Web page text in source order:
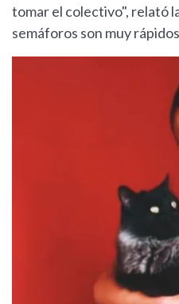
tomar el colectivo", relató
semáforos son muy